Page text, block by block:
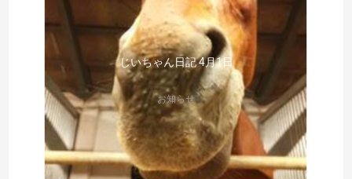
じいちゃん日記 4月1日
お知らせ